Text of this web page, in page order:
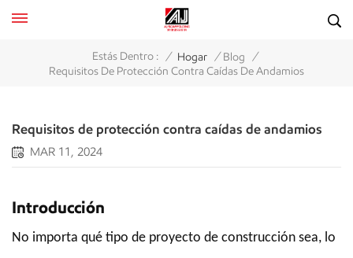
Estás Dentro : / Hogar / Blog /
Requisitos De Protección Contra Caídas De Andamios
Requisitos de protección contra caídas de andamios
MAR 11, 2024
Introducción
No importa qué tipo de proyecto de construcción sea, lo